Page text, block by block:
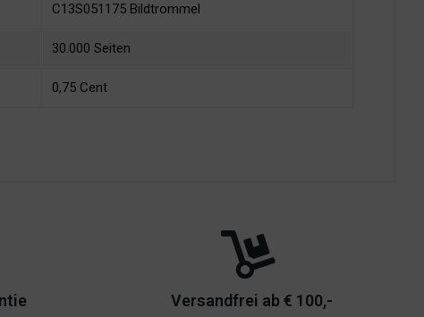
C13S051175 Bildtrommel
30.000 Seiten
0,75 Cent
Versandfrei ab € 100,-